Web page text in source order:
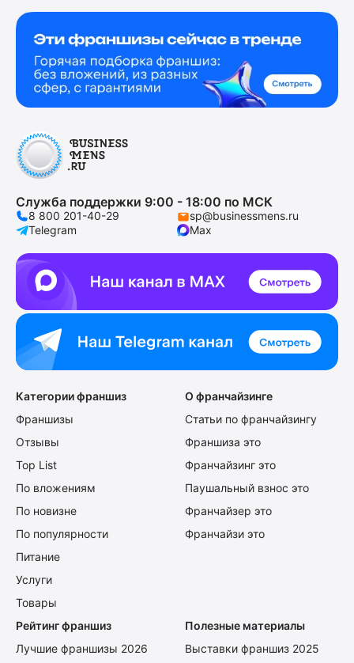
Служба поддержки 9:00 - 18:00 по МСК
8 800 201-40-29
sp@businessmens.ru
Telegram
Max
Категории франшиз
Франшизы
Отзывы
Top List
По вложениям
По новизне
По популярности
Питание
Услуги
Товары
О франчайзинге
Статьи по франчайзингу
Франшиза это
Франчайзинг это
Паушальный взнос это
Франчайзер это
Франчайзи это
Рейтинг франшиз
Лучшие франшизы 2026
Полезные материалы
Выставки франшиз 2025